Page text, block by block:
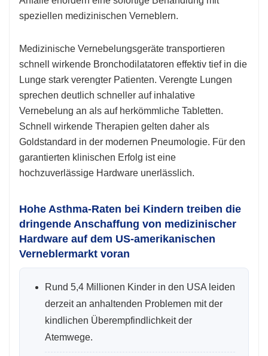
speziellen medizinischen Verneblern.
Medizinische Vernebelungsgeräte transportieren
schnell wirkende Bronchodilatatoren effektiv tief in die
Lunge stark verengter Patienten. Verengte Lungen
sprechen deutlich schneller auf inhalative
Vernebelung an als auf herkömmliche Tabletten.
Schnell wirkende Therapien gelten daher als
Goldstandard in der modernen Pneumologie. Für den
garantierten klinischen Erfolg ist eine
hochzuverlässige Hardware unerlässlich.
Hohe Asthma-Raten bei Kindern treiben die
dringende Anschaffung von medizinischer
Hardware auf dem US-amerikanischen
Verneblermarkt voran
Rund 5,4 Millionen Kinder in den USA leiden
derzeit an anhaltenden Problemen mit der
kindlichen Überempfindlichkeit der
Atemwege.